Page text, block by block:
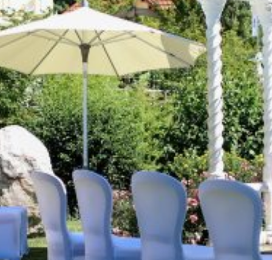
Freie Trauung auf dem SchiffFreie Trauung in den Bergen
Rituale in einer freien Trauung Freie Trauung auf Russisch
Kindersegnung Beerdigung Über mich Blog Kontakt